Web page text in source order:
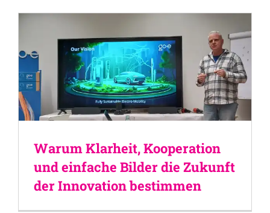
Warum Klarheit, Kooperation
und einfache Bilder die Zukunft
der Innovation bestimmen